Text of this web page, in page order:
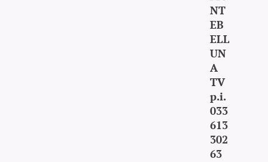
NT
EB
ELL
UN
A
TV
p.i.
033
613
302
63